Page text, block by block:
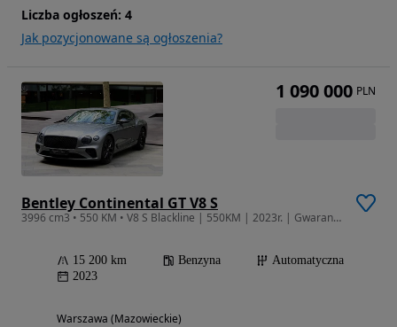
Liczba ogłoszeń: 4
Jak pozycjonowane są ogłoszenia?
Bentley Continental GT V8 S
3996 cm3 • 550 KM • V8 S Blackline | 550KM | 2023r. | Gwarancja do 06.2027r.
15 200 km Benzyna
Automatyczna
2023
Warszawa (Mazowieckie)
1 090 000 PLN